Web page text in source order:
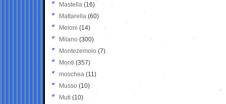
Mastella (16)
Mattarella (60)
Meloni (14)
Milano (300)
Montezemolo (7)
Monti (357)
moschea (11)
Musso (10)
Muti (10)